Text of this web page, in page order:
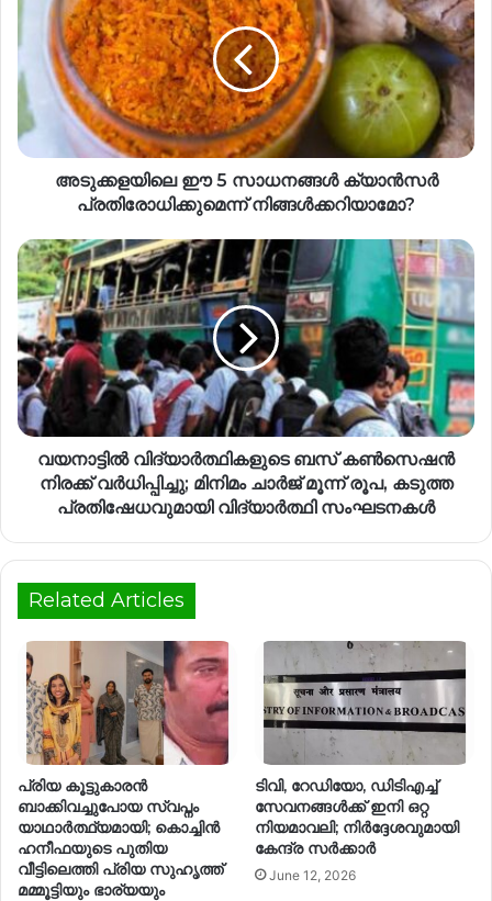
അടുക്കളയിലെ ഈ 5 സാധനങ്ങൾ ക്യാൻസർ
പ്രതിരോധിക്കുമെന്ന് നിങ്ങൾക്കറിയാമോ?
വയനാട്ടിൽ വിദ്യാർത്ഥികളുടെ ബസ് കൺസെഷൻ
നിരക്ക് വർധിപ്പിച്ചു; മിനിമം ചാർജ് മൂന്ന് രൂപ, കടുത്ത
പ്രതിഷേധവുമായി വിദ്യാർത്ഥി സംഘടനകൾ
Related Articles
പ്രിയ കൂട്ടുകാരൻ
ബാക്കിവച്ചുപോയ സ്വപ്നം
യാഥാർത്ഥ്യമായി; കൊച്ചിൻ
ഹനീഫയുടെ പുതിയ
വീട്ടിലെത്തി പ്രിയ സുഹൃത്ത്
മമ്മൂട്ടിയും ഭാര്യയും
ടിവി, റേഡിയോ, ഡിടിഎച്ച്
സേവനങ്ങൾക്ക് ഇനി ഒറ്റ
നിയമാവലി; നിർദ്ദേശവുമായി
കേന്ദ്ര സർക്കാർ
June 12, 2026